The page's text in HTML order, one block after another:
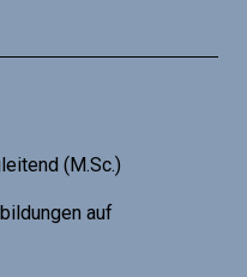
(M.Sc.)
auf